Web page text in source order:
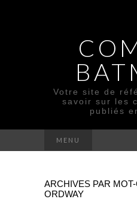
Votre site de
savoir sur les
publiés
MENU
ARCHIVES PAR
ORDWAY